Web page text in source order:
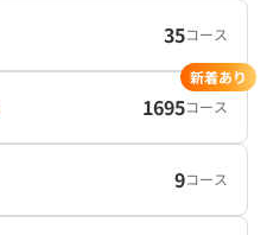
35コース
1695コース
新着あり
9コース